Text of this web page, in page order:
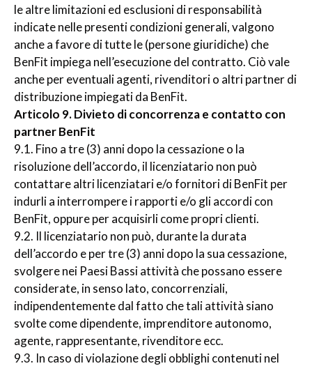
le altre limitazioni ed esclusioni di responsabilità
indicate nelle presenti condizioni generali, valgono
anche a favore di tutte le (persone giuridiche) che
BenFit impiega nell’esecuzione del contratto. Ciò vale
anche per eventuali agenti, rivenditori o altri partner di
distribuzione impiegati da BenFit.
Articolo 9. Divieto di concorrenza e contatto con
partner BenFit
9.1. Fino a tre (3) anni dopo la cessazione o la
risoluzione dell’accordo, il licenziatario non può
contattare altri licenziatari e/o fornitori di BenFit per
indurli a interrompere i rapporti e/o gli accordi con
BenFit, oppure per acquisirli come propri clienti.
9.2. Il licenziatario non può, durante la durata
dell’accordo e per tre (3) anni dopo la sua cessazione,
svolgere nei Paesi Bassi attività che possano essere
considerate, in senso lato, concorrenziali,
indipendentemente dal fatto che tali attività siano
svolte come dipendente, imprenditore autonomo,
agente, rappresentante, rivenditore ecc.
9.3. In caso di violazione degli obblighi contenuti nel